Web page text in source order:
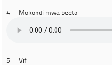
4 -- Mokondi mwa beeto
5 -- Vif